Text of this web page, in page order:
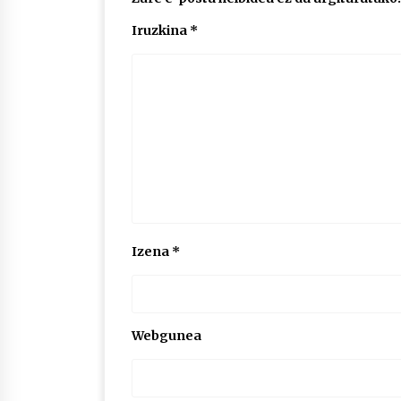
Iruzkina *
Izena *
Webgunea